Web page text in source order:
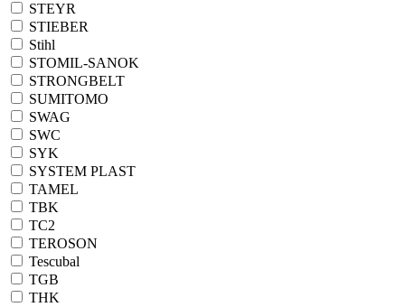
STEYR
STIEBER
Stihl
STOMIL-SANOK
STRONGBELT
SUMITOMO
SWAG
SWC
SYK
SYSTEM PLAST
TAMEL
TBK
TC2
TEROSON
Tescubal
TGB
THK